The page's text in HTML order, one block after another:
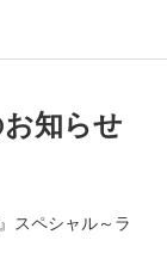
お知らせ
スペシャル～ラ